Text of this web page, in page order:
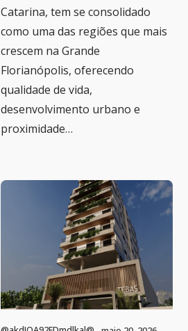
Catarina, tem se consolidado
como uma das regiões que mais
crescem na Grande
Florianópolis, oferecendo
qualidade de vida,
desenvolvimento urbano e
proximidade…